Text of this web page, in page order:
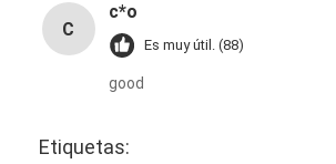
C
c*o
Es muy útil. (88)
good
Etiquetas: